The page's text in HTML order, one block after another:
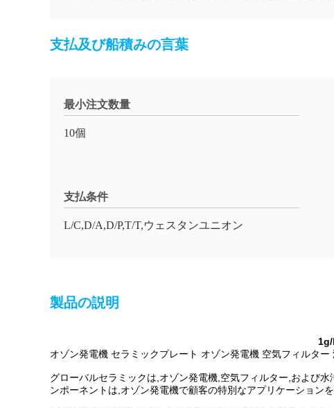
支払及び船積みの言葉
最小注文数量
10個
支払条件
L/C,D/A,D/P,T/T,ウェスタンユニオン
製品の説明
オゾン発電機 セラミックプレート オゾン発電機 空気フィルター
グローバルセラミックは,オゾン発電機,空気フィルター,および
ンポーネントは,オゾン発電機で顧客の特別なアプリケーション